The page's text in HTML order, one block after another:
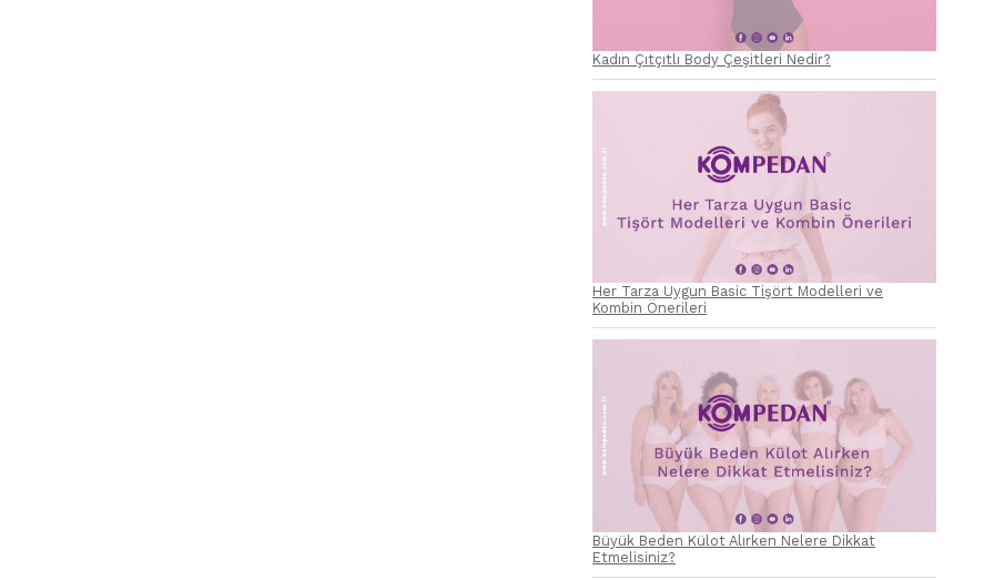
Kadın Çıtçıtlı Body Çeşitleri Nedir?
Her Tarza Uygun Basic Tişört Modelleri ve
Kombin Önerileri
Büyük Beden Külot Alırken Nelere Dikkat
Etmelisiniz?